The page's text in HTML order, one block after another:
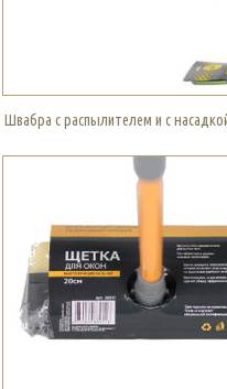
Швабра с распылителем и с